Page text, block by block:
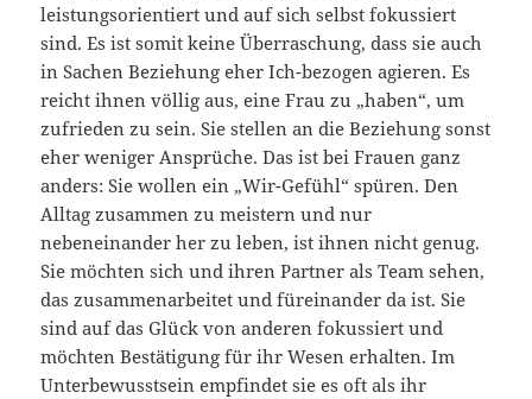
leistungsorientiert und auf sich selbst fokussiert
sind. Es ist somit keine Überraschung, dass sie auch
in Sachen Beziehung eher Ich-bezogen agieren. Es
reicht ihnen völlig aus, eine Frau zu „haben“, um
zufrieden zu sein. Sie stellen an die Beziehung sonst
eher weniger Ansprüche. Das ist bei Frauen ganz
anders: Sie wollen ein „Wir-Gefühl“ spüren. Den
Alltag zusammen zu meistern und nur
nebeneinander her zu leben, ist ihnen nicht genug.
Sie möchten sich und ihren Partner als Team sehen,
das zusammenarbeitet und füreinander da ist. Sie
sind auf das Glück von anderen fokussiert und
möchten Bestätigung für ihr Wesen erhalten. Im
Unterbewusstsein empfindet sie es oft als ihr